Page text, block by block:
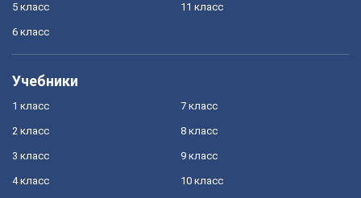
5 класс
6 класс
11 класс
Учебники
1 класс
2 класс
3 класс
4 класс
7 класс
8 класс
9 класс
10 класс